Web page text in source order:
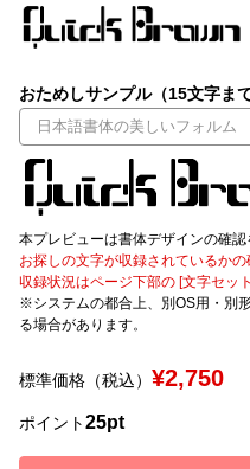
お気に入り
ご利用ガイド
よくあるご質問
お問い合わせ
草書体
す
太さ・ウェイト
セット or 単体
文字種類
おためしサンプル（15文字まで
本プレビューは書体デザインの確認
お探しの文字が収録されているか
収録状況はページ下部の [文字セッ
※システムの都合上、別OS用・別
る場合があります。
標準価格（税込） ¥2,750
ポイント25pt